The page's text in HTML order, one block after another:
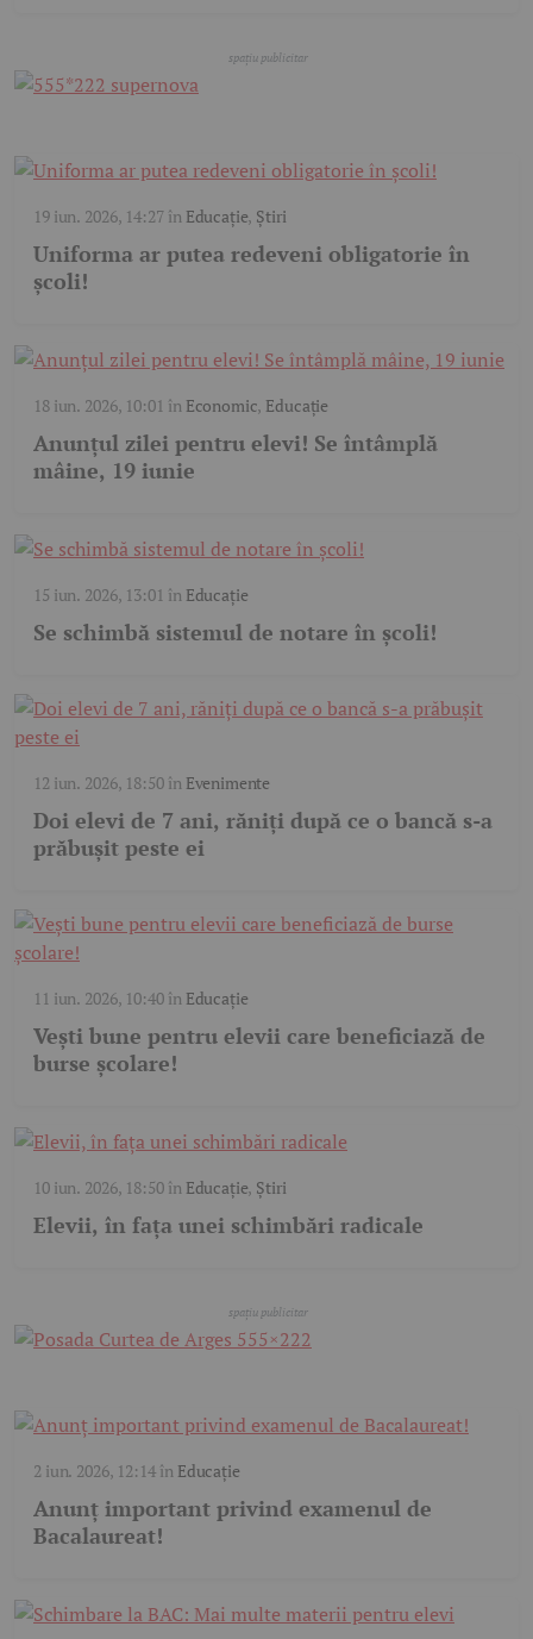
19 iun. 2026, 14:27în Educație, Știri
Uniforma ar putea redeveni obligatorie în
școli!
18 iun. 2026, 10:01 în Economic, Educație
Anunțul zilei pentru elevi! Se întâmplă
mâine, 19 iunie
15 iun. 2026, 13:01 în Educație
Se schimbă sistemul de notare în școli!
12 iun. 2026, 18:50în Evenimente
Doi elevi de 7 ani, răniți după ce o bancă s-a
prăbușit peste ei
11 iun. 2026, 10:40în Educație
Vești bune pentru elevii care beneficiază de
burse școlare!
10 iun. 2026, 18:50în Educație, Știri
Elevii, în fața unei schimbări radicale
2 iun. 2026, 12:14în Educație
Anunț important privind examenul de
Bacalaureat!